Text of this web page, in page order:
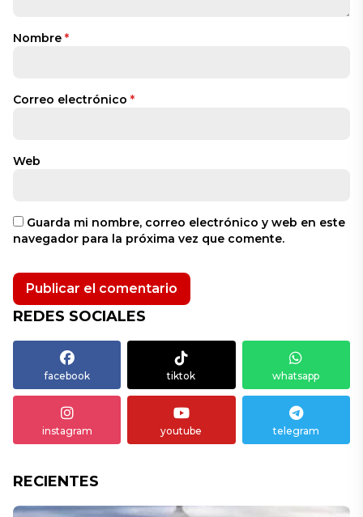
Nombre *
Correo electrónico *
Web
Guarda mi nombre, correo electrónico y web en este
navegador para la próxima vez que comente.
REDES SOCIALES
facebook tiktok whatsapp
instagram youtube telegram
RECIENTES